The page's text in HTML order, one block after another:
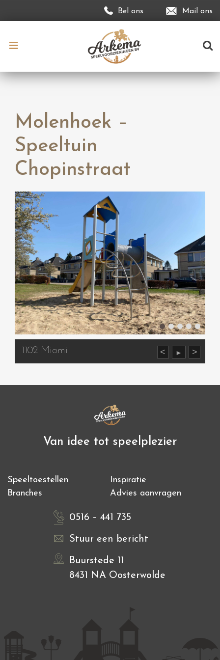
Bel ons Mail ons
Molenhoek –
Speeltuin
Chopinstraat
< ► >
1102 Miami
Van idee tot speelplezier
Speeltoestellen
Inspiratie
Branches
Advies aanvragen
0516 – 441 735
Stuur een bericht
Buurstede 11
8431 NA Oosterwolde